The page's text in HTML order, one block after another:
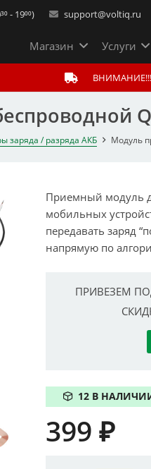
- 19⁰⁰) support@voltiq.ru
Магазин Услуги
заряда / разряда АКБ Модуль
Приемный модуль
мобильных
передавать заряд
напрямую по
ПРИВЕЗЕМ
12 В
399₽